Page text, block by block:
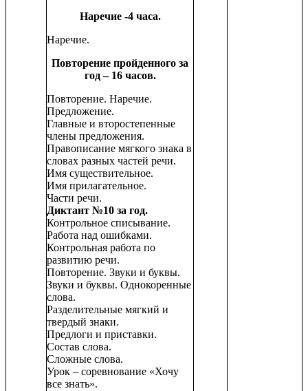
Наречие -4 часа.
Наречие.
Повторение пройденного за
год – 16 часов.
Повторение. Наречие.
Предложение.
Главные и второстепенные
члены предложения.
Правописание мягкого знака в
словах разных частей речи.
Имя существительное.
Имя прилагательное.
Части речи.
Диктант №10 за год.
Контрольное списывание.
Работа над ошибками.
Контрольная работа по
развитию речи.
Повторение. Звуки и буквы.
Звуки и буквы. Однокоренные
слова.
Разделительные мягкий и
твердый знаки.
Предлоги и приставки.
Состав слова.
Сложные слова.
Урок – соревнование «Хочу
все знать».